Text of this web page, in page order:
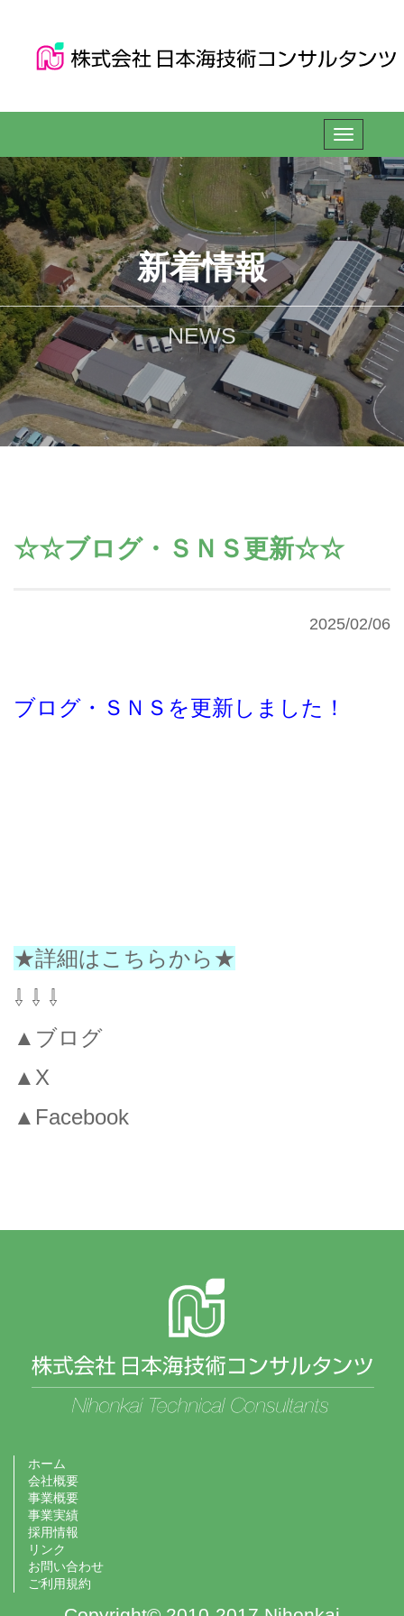
新着情報
NEWS
☆☆ブログ・ＳＮＳ更新☆☆
2025/02/06
ブログ・ＳＮＳを更新しました！
★詳細はこちらから★
⇩ ⇩ ⇩
▲ブログ
▲X
▲Facebook
ホーム
会社概要
事業概要
事業実績
採用情報
リンク
お問い合わせ
ご利用規約